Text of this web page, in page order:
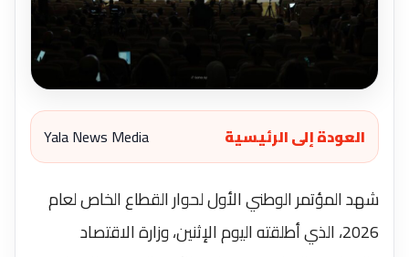
العودة إلى الرئيسية Yala News Media
شهد المؤتمر الوطني الأول لحوار القطاع الخاص لعام
2026، الذي أطلقته اليوم الإثنين، وزارة الاقتصاد